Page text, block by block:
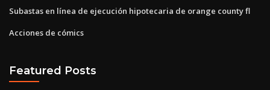
Subastas en línea de ejecución hipotecaria de orange county fl
Acciones de cómics
Featured Posts